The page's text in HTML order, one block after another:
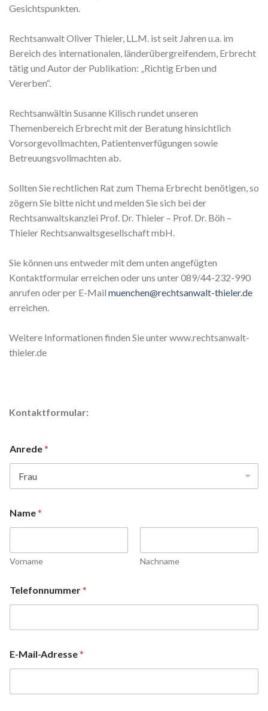
Gesichtspunkten.
Rechtsanwalt Oliver Thieler, LL.M. ist seit Jahren u.a. im
Bereich des internationalen, länderübergreifendem, Erbrecht
tätig und Autor der Publikation: „Richtig Erben und
Vererben“.
Rechtsanwältin Susanne Kilisch rundet unseren
Themenbereich Erbrecht mit der Beratung hinsichtlich
Vorsorgevollmachten, Patientenverfügungen sowie
Betreuungsvollmachten ab.
Sollten Sie rechtlichen Rat zum Thema Erbrecht benötigen, so
zögern Sie bitte nicht und melden Sie sich bei der
Rechtsanwaltskanzlei Prof. Dr. Thieler – Prof. Dr. Böh –
Thieler Rechtsanwaltsgesellschaft mbH.
Sie können uns entweder mit dem unten angefügten
Kontaktformular erreichen oder uns unter 089/44-232-990
anrufen oder per E-Mail muenchen@rechtsanwalt-thieler.de
erreichen.
Weitere Informationen finden Sie unter www.rechtsanwalt-
thieler.de
Kontaktformular:
Anrede*
Name*
Vorname Nachname
Telefonnummer*
E-Mail-Adresse*